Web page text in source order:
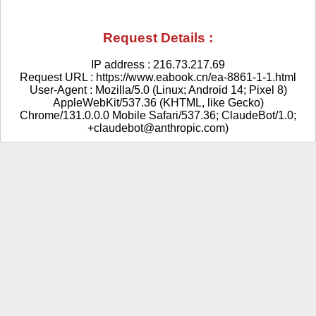
Request Details :
IP address : 216.73.217.69
Request URL : https://www.eabook.cn/ea-8861-1-1.html
User-Agent : Mozilla/5.0 (Linux; Android 14; Pixel 8)
AppleWebKit/537.36 (KHTML, like Gecko)
Chrome/131.0.0.0 Mobile Safari/537.36; ClaudeBot/1.0;
+claudebot@anthropic.com)